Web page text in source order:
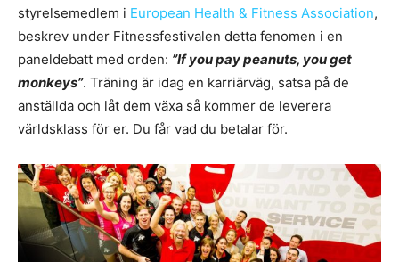
styrelsemedlem i European Health & Fitness Association,
beskrev under Fitnessfestivalen detta fenomen i en
paneldebatt med orden: ”If you pay peanuts, you get
monkeys”. Träning är idag en karriärväg, satsa på de
anställda och låt dem växa så kommer de leverera
världsklass för er. Du får vad du betalar för.